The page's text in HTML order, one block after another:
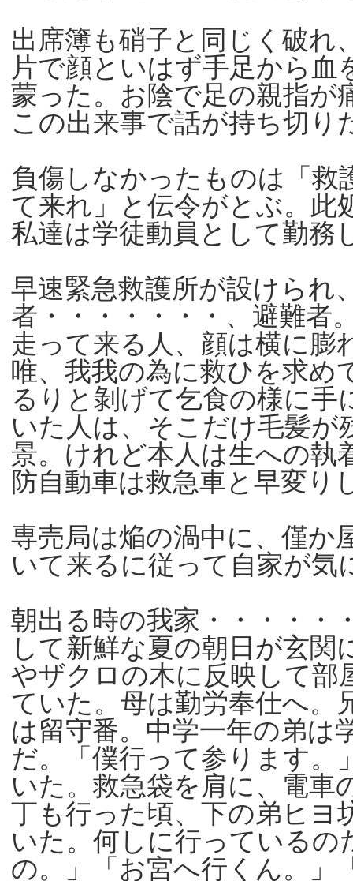
出席簿も硝子と同じく破れ
片で顔といはず手足から血
蒙った。お陰で足の親指が
この出来事で話が持ち切り
負傷しなかったものは「
て来れ」と伝令がとぶ。此
私達は学徒動員として勤務
早速緊急救護所が設けられ
者・・・・・・・、避難者
走って来る人、顔は横に膨
唯、我我の為に救ひを求め
るりと剝げて乞食の様に
いた人は、そこだけ毛髪が
景。けれど本人は生への執
防自動車は救急車と早変り
専売局は焔の渦中に、僅か
いて来るに従って自家が気
朝出る時の我家・・・・・
して新鮮な夏の朝日が玄
やザクロの木に反映して部
ていた。母は勤労奉仕へ。
は留守番。中学一年の弟は
だ。「僕行って参ります。
いた。救急袋を肩に、電車
丁も行った頃、下の弟ヒヨ
いた。何しに行っているの
の。」「お宮へ行くん。」